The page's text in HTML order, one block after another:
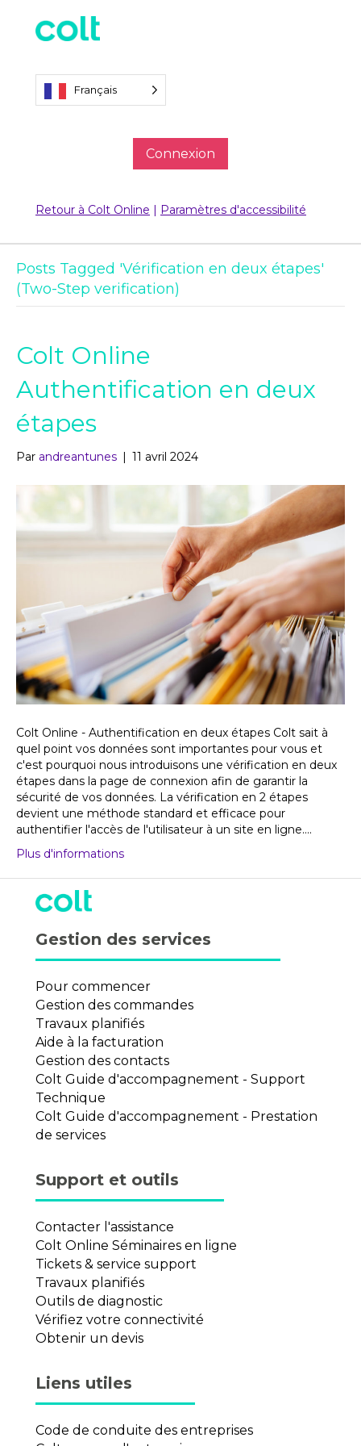
Français
Connexion
Retour à Colt Online Paramètres d'accessibilité
Posts Tagged 'Vérification en deux étapes'
(Two-Step verification)
Colt Online
Authentification en deux
étapes
Par andreantunes 11 avril 2024
Colt Online - Authentification en deux étapes Colt sait à
quel point vos données sont importantes pour vous et
c'est pourquoi nous introduisons une vérification en deux
étapes dans la page de connexion afin de garantir la
sécurité de vos données. La vérification en 2 étapes
devient une méthode standard et efficace pour
authentifier l'accès de l'utilisateur à un site en ligne....
Plus d'informations
Gestion des services
Pour commencer
Gestion des commandes
Travaux planifiés
Aide à la facturation
Gestion des contacts
Colt Guide d'accompagnement - Support
Technique
Colt Guide d'accompagnement - Prestation
de services
Support et outils
Contacter l'assistance
Colt Online Séminaires en ligne
Tickets & service support
Travaux planifiés
Outils de diagnostic
Vérifiez votre connectivité
Obtenir un devis
Liens utiles
Code de conduite des entreprises